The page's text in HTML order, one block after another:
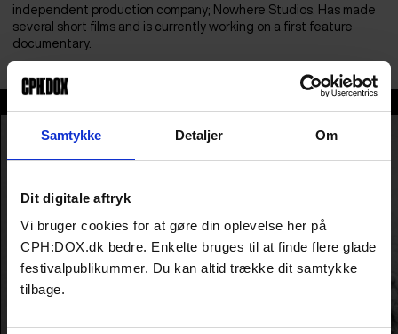
Samtykke Detaljer Om
Dit digitale aftryk
Vi bruger cookies for at gøre din oplevelse her på
CPH:DOX.dk bedre. Enkelte bruges til at finde flere glade
festivalpublikummer. Du kan altid trække dit samtykke
tilbage.
independent production company; Nowhere Studios. Has made
several short films and is currently working on a first feature
documentary.